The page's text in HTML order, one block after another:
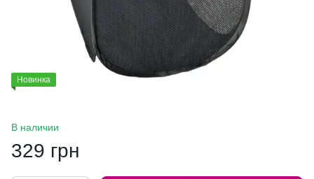
Новинка
В наличии
329 грн